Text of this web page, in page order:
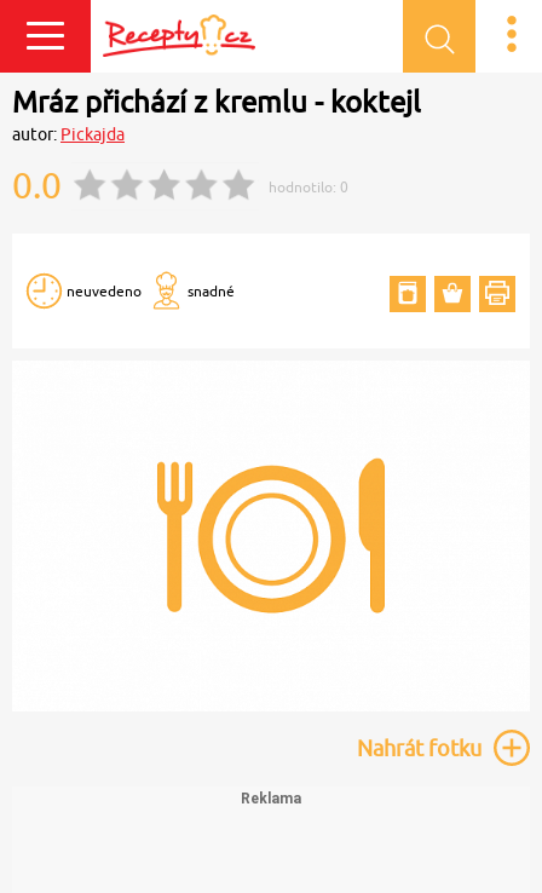
Přihlásit se
Mráz přichází z kremlu - koktejl
autor: Pickajda
0.0 hodnotilo: 0
neuvedeno snadné
Nahrátfotku